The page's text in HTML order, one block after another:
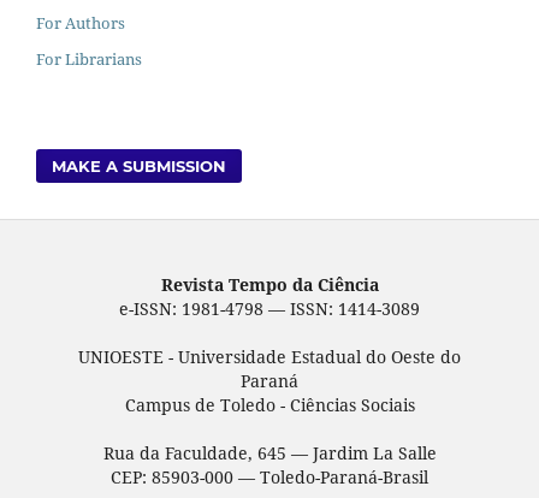
For Authors
For Librarians
MAKE A SUBMISSION
Revista Tempo da Ciência
e-ISSN: 1981-4798 — ISSN: 1414-3089
UNIOESTE - Universidade Estadual do Oeste do
Paraná
Campus de Toledo - Ciências Sociais
Rua da Faculdade, 645 — Jardim La Salle
CEP: 85903-000 — Toledo-Paraná-Brasil